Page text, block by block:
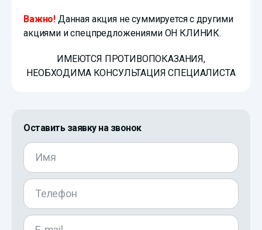
Важно! Данная акция не суммируется с другими
акциями и спецпредложениями ОН КЛИНИК.
ИМЕЮТСЯ ПРОТИВОПОКАЗАНИЯ,
НЕОБХОДИМА КОНСУЛЬТАЦИЯ СПЕЦИАЛИСТА
Оставить заявку на звонок